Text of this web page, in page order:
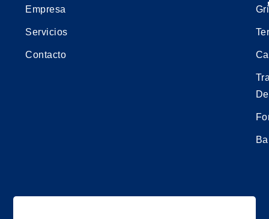
Empresa
Servicios
Contacto